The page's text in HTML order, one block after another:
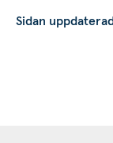
Sidan